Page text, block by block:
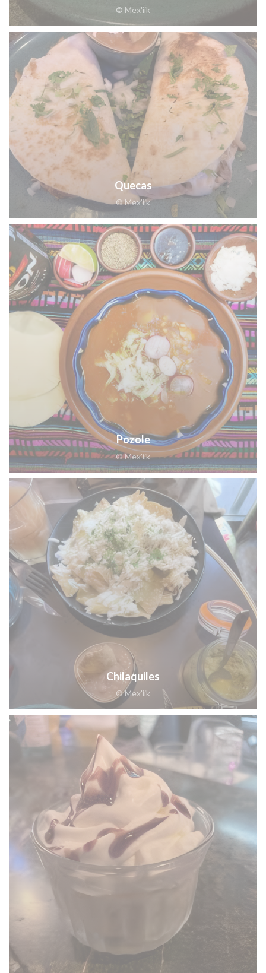
© Mex'iik
Quecas
© Mex'iik
Pozole
© Mex'iik
Chilaquiles
© Mex'iik